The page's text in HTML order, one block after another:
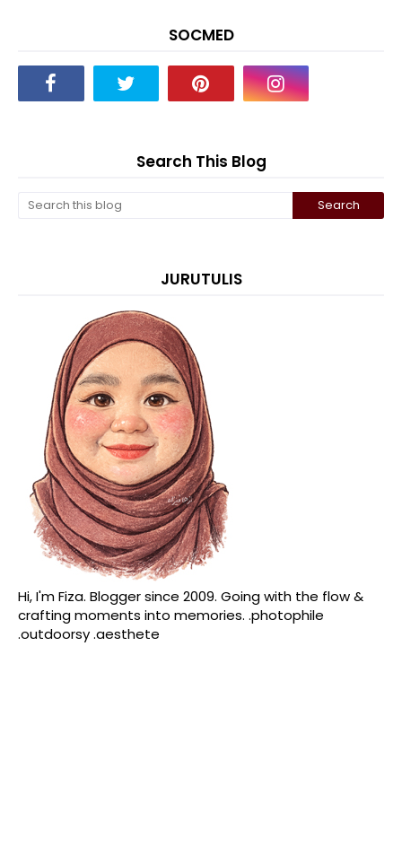
SOCMED
Search This Blog
JURUTULIS
Hi, I'm Fiza. Blogger since 2009. Going with the flow &
crafting moments into memories. .photophile
.outdoorsy .aesthete